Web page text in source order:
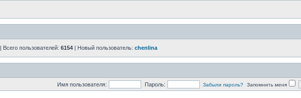
| Всего пользователей: 6154 | Новый пользователь: chenlina
Имя пользователя: Пароль: Забыли пароль? Запомнить меня